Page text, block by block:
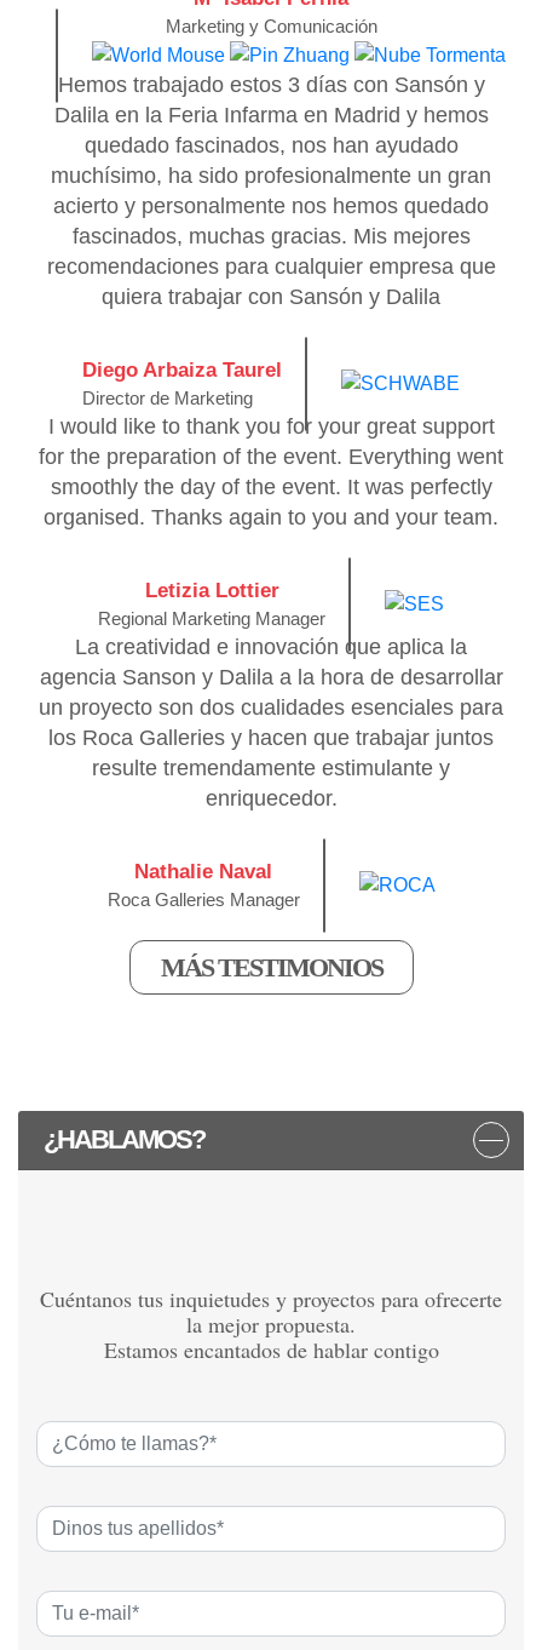
Marketing y Comunicación
Hemos trabajado estos 3 días con Sansón y
Dalila en la Feria Infarma en Madrid y hemos
quedado fascinados, nos han ayudado
muchísimo, ha sido profesionalmente un gran
acierto y personalmente nos hemos quedado
fascinados, muchas gracias. Mis mejores
recomendaciones para cualquier empresa que
quiera trabajar con Sansón y Dalila
Diego Arbaiza Taurel
Director de Marketing
I would like to thank you for your great support
for the preparation of the event. Everything went
smoothly the day of the event. It was perfectly
organised. Thanks again to you and your team.
Letizia Lottier
Regional Marketing Manager
La creatividad e innovación que aplica la
agencia Sanson y Dalila a la hora de desarrollar
un proyecto son dos cualidades esenciales para
los Roca Galleries y hacen que trabajar juntos
resulte tremendamente estimulante y
enriquecedor.
Nathalie Naval
Roca Galleries Manager
MÁS TESTIMONIOS
¿HABLAMOS?
Cuéntanos tus inquietudes y proyectos para ofrecerte
la mejor propuesta.
Estamos encantados de hablar contigo